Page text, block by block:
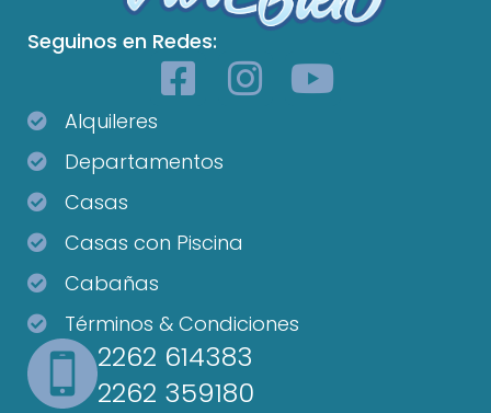
Seguinos en Redes:
Alquileres
Departamentos
Casas
Casas con Piscina
Cabañas
Términos & Condiciones
2262 614383
2262 359180